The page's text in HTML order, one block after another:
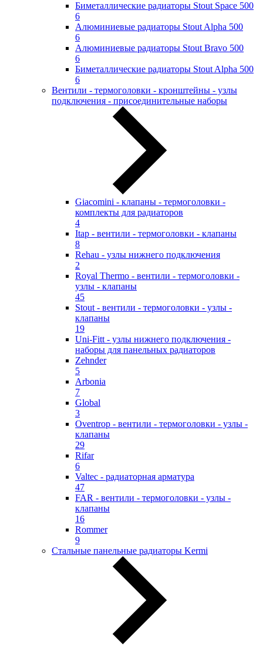
Биметаллические радиаторы Stout Space 500
6
Алюминиевые радиаторы Stout Alpha 500
6
Алюминиевые радиаторы Stout Bravo 500
6
Биметаллические радиаторы Stout Alpha 500
6
Вентили - термоголовки - кронштейны - узлы
подключения - присоединительные наборы
Giacomini - клапаны - термоголовки -
комплекты для радиаторов
4
Itap - вентили - термоголовки - клапаны
8
Rehau - узлы нижнего подключения
2
Royal Thermo - вентили - термоголовки -
узлы - клапаны
45
Stout - вентили - термоголовки - узлы -
клапаны
19
Uni-Fitt - узлы нижнего подключения -
наборы для панельных радиаторов
Zehnder
5
Arbonia
7
Global
3
Oventrop - вентили - термоголовки - узлы -
клапаны
29
Rifar
6
Valtec - радиаторная арматура
47
FAR - вентили - термоголовки - узлы -
клапаны
16
Rommer
9
Стальные панельные радиаторы Kermi